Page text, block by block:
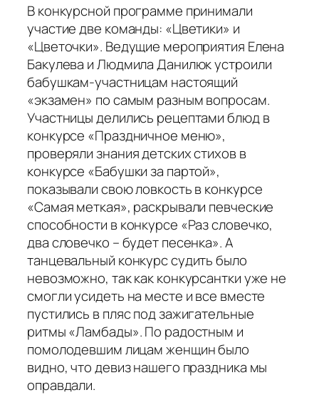
В конкурсной программе принимали
участие две команды: «Цветики» и
«Цветочки». Ведущие мероприятия Елена
Бакулева и Людмила Данилюк устроили
бабушкам-участницам настоящий
«экзамен» по самым разным вопросам.
Участницы делились рецептами блюд в
конкурсе «Праздничное меню»,
проверяли знания детских стихов в
конкурсе «Бабушки за партой»,
показывали свою ловкость в конкурсе
«Самая меткая», раскрывали певческие
способности в конкурсе «Раз словечко,
два словечко – будет песенка». А
танцевальный конкурс судить было
невозможно, так как конкурсантки уже не
смогли усидеть на месте и все вместе
пустились в пляс под зажигательные
ритмы «Ламбады». По радостным и
помолодевшим лицам женщин было
видно, что девиз нашего праздника мы
оправдали.